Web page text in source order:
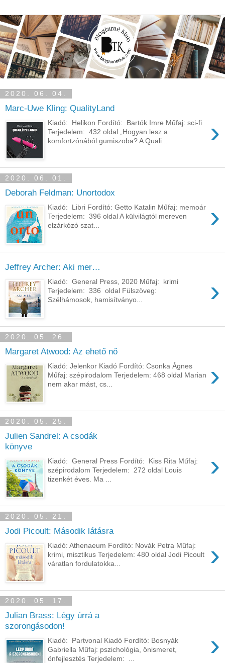
2020. 06. 04.
Marc-Uwe Kling: QualityLand
›
Kiadó: Helikon Fordító: Bartók Imre Műfaj: sci-fi
Terjedelem: 432 oldal „Hogyan ​lesz a
komfortzónából gumiszoba? A Quali...
2020. 06. 01.
Deborah Feldman: Unortodox
›
Kiadó: Libri Fordító: Getto Katalin Műfaj: memoár
Terjedelem: 396 oldal A ​külvilágtól mereven
elzárkózó szat...
Jeffrey Archer: Aki ​mer…
›
Kiadó: General Press, 2020 Műfaj: krimi
Terjedelem: 336 oldal Fülszöveg:
Szélhámosok, hamisítványo...
2020. 05. 26.
Margaret Atwood: Az ehető nő
›
Kiadó: Jelenkor Kiadó Fordító: Csonka Ágnes
Műfaj: szépirodalom Terjedelem: 468 oldal Marian
nem akar mást, cs...
2020. 05. 25.
Julien Sandrel: A csodák
könyve
›
Kiadó: General Press Fordító: Kiss Rita Műfaj:
szépirodalom Terjedelem: 272 oldal Louis
tizenkét éves. Ma ...
2020. 05. 21.
Jodi Picoult: Második látásra
›
Kiadó: Athenaeum Fordító: Novák Petra Műfaj:
krimi, misztikus Terjedelem: 480 oldal Jodi ​Picoult
váratlan fordulatokka...
2020. 05. 17.
Julian Brass: Légy úrrá a
szorongásodon!
›
Kiadó: Partvonal Kiadó Fordító: Bosnyák
Gabriella Műfaj: pszichológia, önismeret,
önfejlesztés Terjedelem: ...